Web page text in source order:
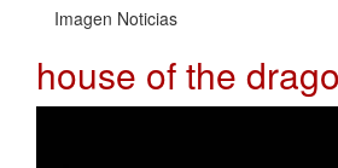
Imagen Noticias
house of the